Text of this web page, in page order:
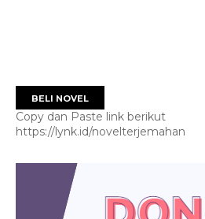
BELI NOVEL
Copy dan Paste link berikut
https://lynk.id/novelterjemahan